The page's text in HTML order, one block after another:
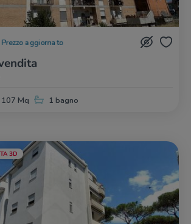
Prezzo aggiornato
107 Mq 1 bagno
3D